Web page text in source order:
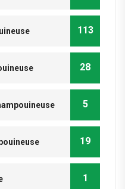
113
28
5
19
1